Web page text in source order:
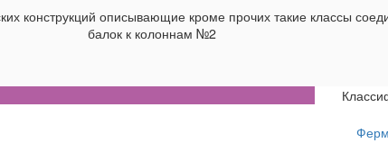
конструкций описывающие кроме прочих такие классы
балок к колоннам №2